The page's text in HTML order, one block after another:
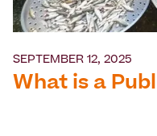
SEPTEMBER 12, 2025
What is a